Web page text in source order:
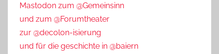
Mastodon zum @Gemeinsinn
und zum @Forumtheater
zur @decolon-isierung
und für die geschichte in @baiern